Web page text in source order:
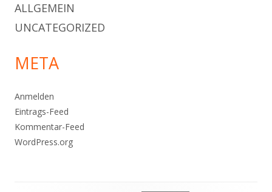
ALLGEMEIN
UNCATEGORIZED
META
Anmelden
Eintrags-Feed
Kommentar-Feed
WordPress.org